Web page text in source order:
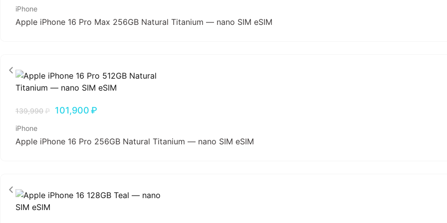
iPhone
Apple iPhone 16 Pro Max 256GB Natural Titanium — nano SIM eSIM
139,990₽ 101,900₽
iPhone
Apple iPhone 16 Pro 256GB Natural Titanium — nano SIM eSIM